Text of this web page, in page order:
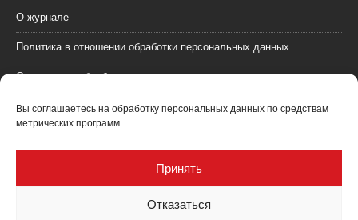
Вы соглашаетесь на обработку персональных данных по средствам
метрических программ.
Принять
Отказаться
О журнале
Политика в отношении обработки персональных данных
Согласие на обработку персональных данных
Пользовательское соглашение (оферта)